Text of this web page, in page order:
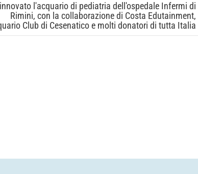
l'acquario di pediatria dell'ospedale Infermi di
Rimini, con la collaborazione di Costa Edutainment,
Club di Cesenatico e molti donatori di tutta Italia